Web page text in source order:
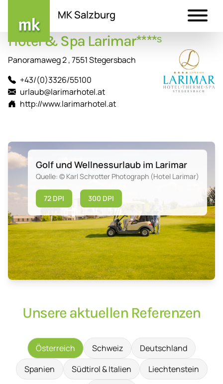
Inhalt
MK Salzburg
Hotel & Spa Larimar****ˢ
Panoramaweg 2 , 7551 Stegersbach
+43/(0)3326/55100
urlaub@larimarhotel.at
http://www.larimarhotel.at
Golf und Wellnessurlaub im Larimar
Quelle: © Karl Schrotter Photograph (Hotel Larimar)
72 DPI 300 DPI
Unsere aktuellen Referenzen
Österreich Schweiz
Deutschland
Spanien
Südtirol & Italien
Liechtenstein